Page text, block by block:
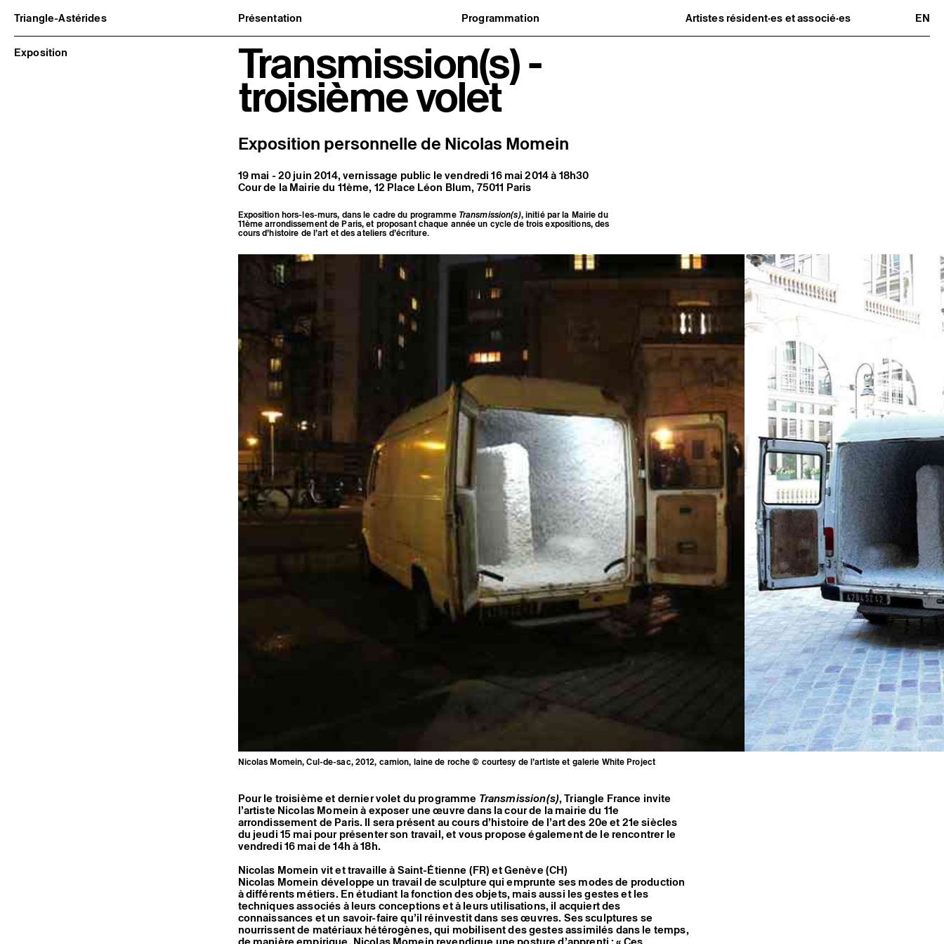
Triangle-Astérides Présentation Programmation Artistes résident·es et associé·es
EN
Centre d’art contemporain
d’intérêt national
et résidence internationale d'artistes
À propos
Équipe et gouvernance
Partenaires et réseaux
Formation professionnelle
Adhérer / nous soutenir
Rapports d'activité
Informations pratiques
Agenda : en cours et à venir
Expositions
Événements
Programmation éditoriale
Médiation
Publics associés
Les Nouveaux Commanditaires
Résident·es
Exposition Transmission(s) -
troisième volet
Exposition personnelle de Nicolas Momein
19 mai - 20 juin 2014, vernissage public le vendredi 16 mai 2014 à 18h30
Cour de la Mairie du 11ème, 12 Place Léon Blum, 75011 Paris
Exposition hors-les-murs, dans le cadre du programme Transmission(s), initié par la Mairie du
11ème arrondissement de Paris, et proposant chaque année un cycle de trois expositions, des
cours d’histoire de l’art et des ateliers d’écriture.
Nicolas Momein, Cul-de-sac, 2012, camion, laine de roche © courtesy de l’artiste et galerie White Project
Pour le troisième et dernier volet du programme Transmission(s), Triangle France invite
l’artiste Nicolas Momein à exposer une œuvre dans la cour de la mairie du 11e
arrondissement de Paris. Il sera présent au cours d’histoire de l’art des 20e et 21e siècles
du jeudi 15 mai pour présenter son travail, et vous propose également de le rencontrer le
vendredi 16 mai de 14h à 18h.
Nicolas Momein vit et travaille à Saint-Étienne (FR) et Genève (CH)
Nicolas Momein développe un travail de sculpture qui emprunte ses modes de production
à différents métiers. En étudiant la fonction des objets, mais aussi les gestes et les
techniques associés à leurs conceptions et à leurs utilisations, il acquiert des
connaissances et un savoir-faire qu’il réinvestit dans ses œuvres. Ses sculptures se
nourrissent de matériaux hétérogènes, qui mobilisent des gestes assimilés dans le temps,